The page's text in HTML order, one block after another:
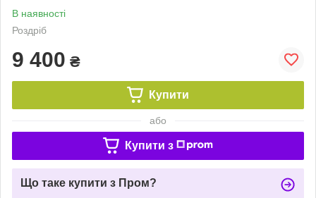
В наявності
Роздріб
9 400 ₴
Купити
або
Купити з
Що таке купити з Пром?